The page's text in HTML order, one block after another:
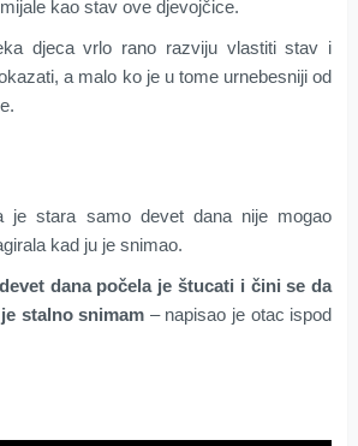
kao stav ove djevojčice.
djeca vrlo rano razviju vlastiti stav i
a malo ko je u tome urnebesniji od
je stara samo devet dana nije mogao
kad ju je snimao.
dana počela je štucati i čini se da
stalno snimam – napisao je otac ispod